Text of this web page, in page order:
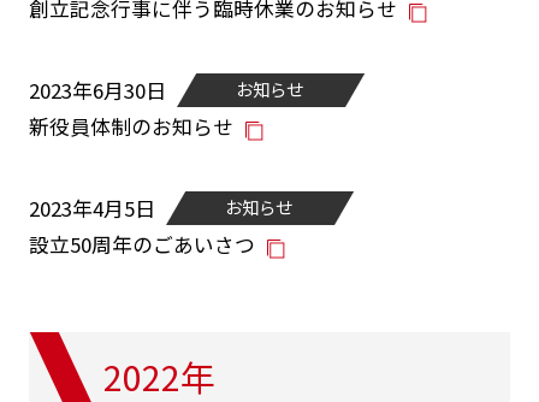
創立記念行事に伴う臨時休業のお知らせ
2023年6月30日 お知らせ
新役員体制のお知らせ
2023年4月5日 お知らせ
設立50周年のごあいさつ
2022年